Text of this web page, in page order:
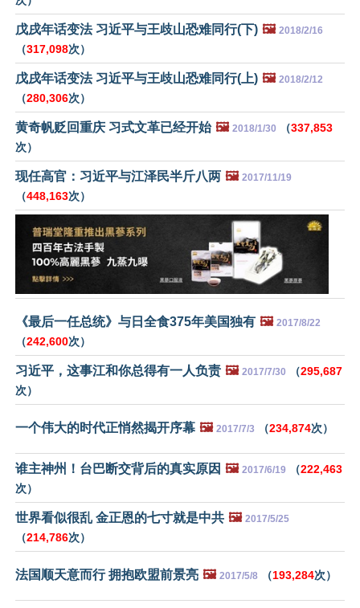
戊戌年话变法 习近平与王歧山恐难同行(下) 🖼️ 2018/2/16
（317,098次）
戊戌年话变法 习近平与王歧山恐难同行(上) 🖼️ 2018/2/12
（280,306次）
黄奇帆贬回重庆 习式文革已经开始 🖼️ 2018/1/30 （337,853
次）
现任高官：习近平与江泽民半斤八两 🖼️ 2017/11/19
（448,163次）
《最后一任总统》与日全食375年美国独有 🖼️ 2017/8/22
（242,600次）
习近平，这事江和你总得有一人负责 🖼️ 2017/7/30 （295,687
次）
一个伟大的时代正悄然揭开序幕 🖼️ 2017/7/3 （234,874次）
谁主神州！台巴断交背后的真实原因 🖼️ 2017/6/19 （222,463
次）
世界看似很乱 金正恩的七寸就是中共 🖼️ 2017/5/25
（214,786次）
法国顺天意而行 拥抱欧盟前景亮 🖼️ 2017/5/8 （193,284次）